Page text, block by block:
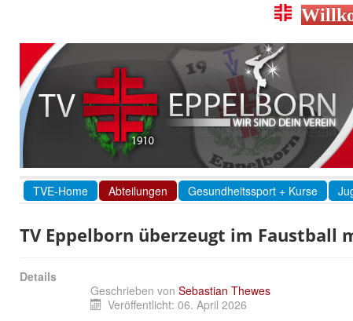
TVE-Home Abteilungen Gesundheitssport + Kurse
TV Eppelborn überzeugt im Faustball
Details
Geschrieben von Sebastian Thewes
Veröffentlicht: 06. April 2026